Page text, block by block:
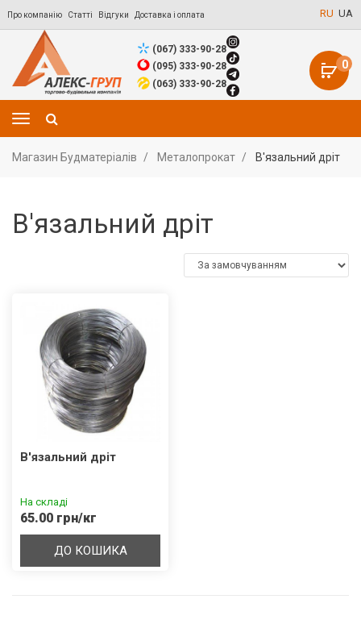
Про компанію Статті Відгуки Доставка і оплата RU UA
0
(067) 333-90-28
(095) 333-90-28
(063) 333-90-28
Магазин Будматеріалів Металопрокат В'язальний дріт
В'язальний дріт
В'язальний дріт
На складі
65.00 грн/кг
ДО КОШИКА